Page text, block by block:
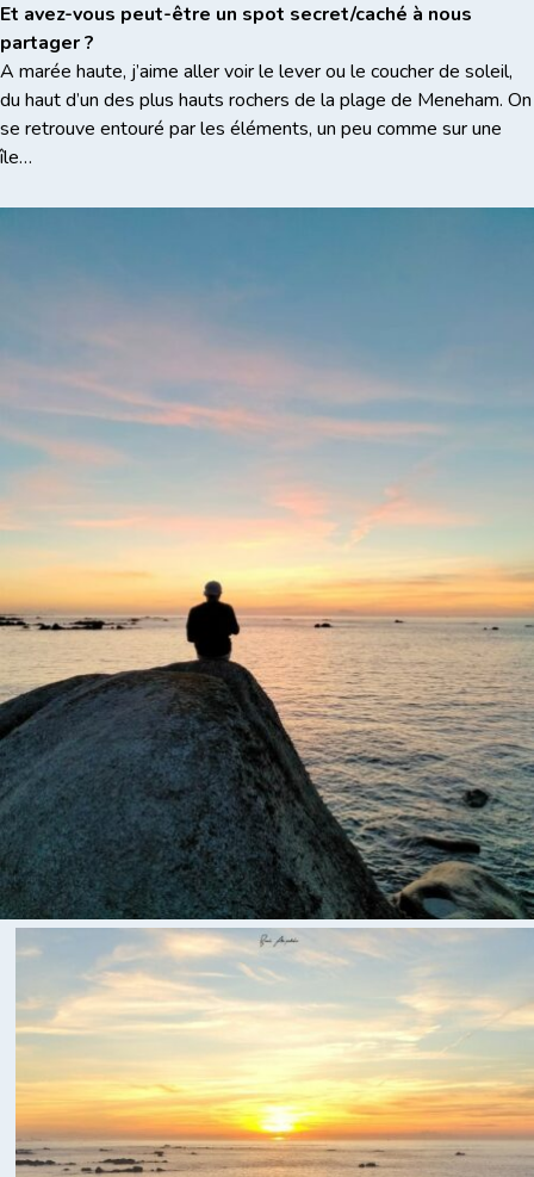
Et avez-vous peut-être un spot secret/caché à nous
partager ?
A marée haute, j’aime aller voir le lever ou le coucher de soleil,
du haut d’un des plus hauts rochers de la plage de Meneham. On
se retrouve entouré par les éléments, un peu comme sur une
île…